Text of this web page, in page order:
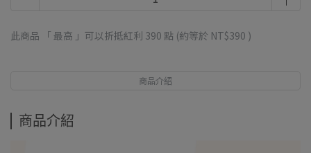
此商品 「 最高 」可以折抵紅利 390 點 (約等於 NT$390 )
商品介紹
商品介紹